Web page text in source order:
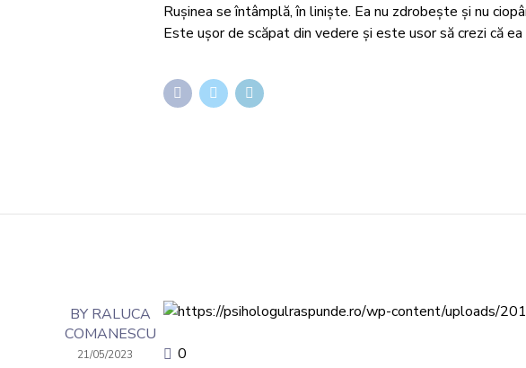
Rușinea se întâmplă, în liniște. Ea nu zdrobește și nu
Este ușor de scăpat din vedere și este usor să crezi că
BY RALUCA
COMANESCU
21/05/2023 0